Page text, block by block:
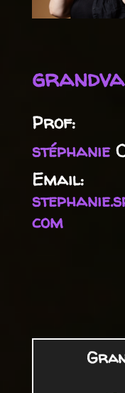
Prof:
stéphanie
Email:
com